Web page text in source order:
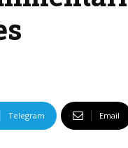
Telegram Email